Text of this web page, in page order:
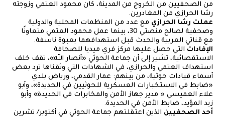
من الصحفيين من الخروج من المدينة، كان محمود العتمي وزوجته
رشا الحرازي من المغادرين.
عملت رشا الحرازي مع عدد من المنظمات المحلية والدولية
وصحفية لصالح منصتي 30، بينما عمل محمود العتمي متعاونًا
مع قناتي العربية والحدث قبل استهدافهما بعبوة ناسفة.
الإفادات التي حصل عليها مركز فري ميديا للصحافة
الاستقصائية، تشير إلى أن جماعة الحوثي «أنصار الله»، تقف خلف
استهداف العتمي والحرازي، في الشهادات التي وثقناها ترد بعض
أسماء قيادات حوثية، من بينهم: عمار القدمي، ورياض بلدي
«ضابط في الاستخبارات العسكرية للحوثيين في الحديدة»، وأبو
علاء العميسي « مدير جهاز الأمن والمخابرات في الحديدة» وأبو
زيد المؤيد، ضابط الأمن في الحديدة.
أحد الصحفيين الذين اعتقلتهم جماعة الحوثي في أكتوبر/ تشرين